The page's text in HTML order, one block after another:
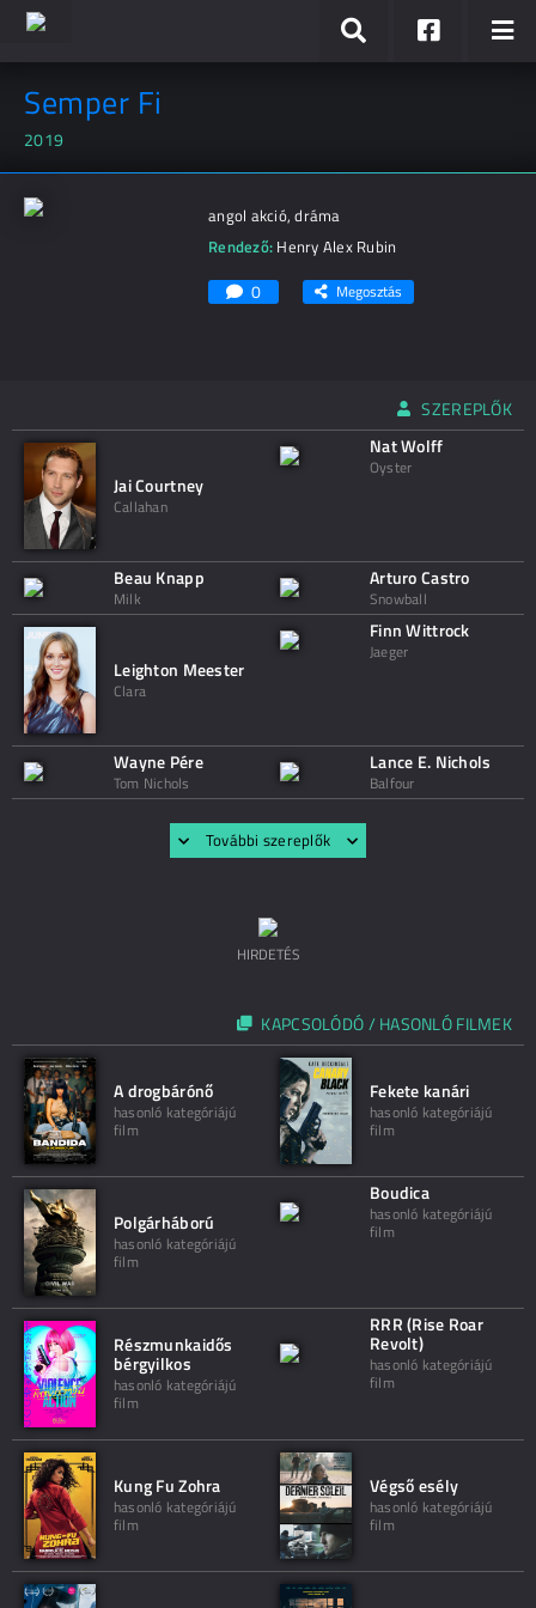
Semper Fi
2019
angol akció, dráma
Rendező: Henry Alex Rubin
0 Megosztás
SZEREPLŐK
Jai Courtney
Callahan
Nat Wolff
Oyster
Beau Knapp
Milk
Arturo Castro
Snowball
Leighton Meester
Clara
Finn Wittrock
Jaeger
Wayne Pére
Tom Nichols
Lance E. Nichols
Balfour
További szereplők
HIRDETÉS
KAPCSOLÓDÓ / HASONLÓ FILMEK
A drogbárónő
hasonló kategóriájú
film
Fekete kanári
hasonló kategóriájú
film
Polgárháború
hasonló kategóriájú
film
Boudica
hasonló kategóriájú
film
Részmunkaidős
bérgyilkos
hasonló kategóriájú
film
RRR (Rise Roar
Revolt)
hasonló kategóriájú
film
Kung Fu Zohra
hasonló kategóriájú
film
Végső esély
hasonló kategóriájú
film